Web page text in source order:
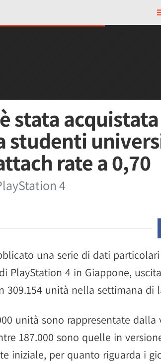
stata acquistata
studenti
rate a 0,70
4
una serie di dati particolari
PlayStation 4 in Giappone,
309.154 unità nella settimana di
unità sono rappresentate dalla
187.000 sono quelle in
iniziale, per quanto riguarda i